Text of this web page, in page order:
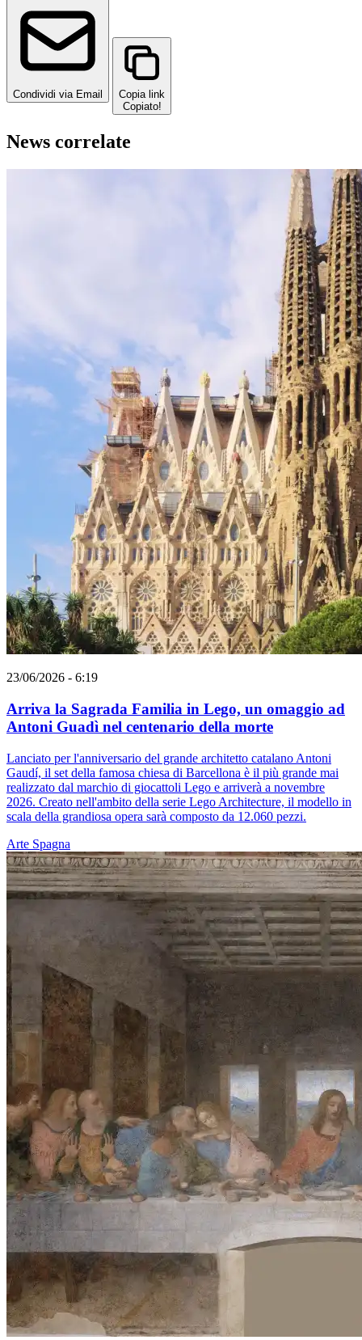
Condividi via Email
Copia link
Copiato!
News correlate
23/06/2026 - 6:19
Arriva la Sagrada Familia in Lego, un omaggio ad
Antoni Guadì nel centenario della morte
Lanciato per l'anniversario del grande architetto catalano Antoni
Gaudí, il set della famosa chiesa di Barcellona è il più grande mai
realizzato dal marchio di giocattoli Lego e arriverà a novembre
2026. Creato nell'ambito della serie Lego Architecture, il modello in
scala della grandiosa opera sarà composto da 12.060 pezzi.
Arte Spagna